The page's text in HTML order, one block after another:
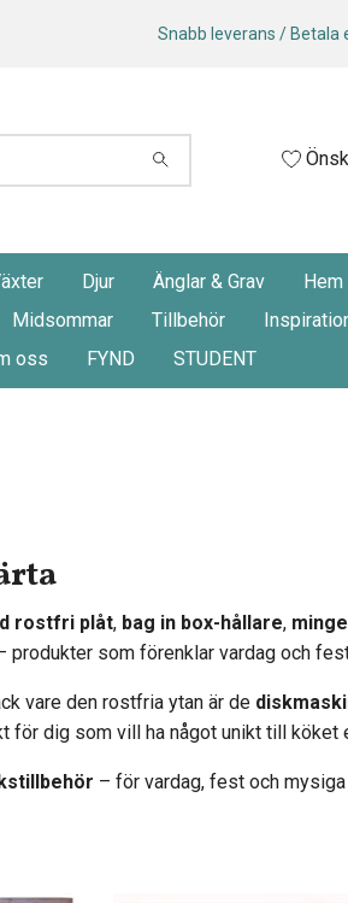
Snabb leverans / Betala
Djur Änglar & Grav
Midsommar Tillbehör
oss FYND STUDENT
rostfri plåt, bag in box-hållare,
produkter som förenklar vardag och
vare den rostfria ytan är de
för dig som vill ha något unikt till köket
– för vardag, fest och